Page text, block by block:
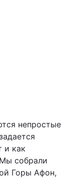
непростые
и как
собрали
Горы Афон,